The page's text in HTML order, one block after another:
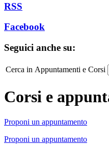
RSS
Facebook
Seguici anche su:
Cerca in Appuntamenti e Corsi
Corsi e
Proponi un appuntamento
Proponi un appuntamento